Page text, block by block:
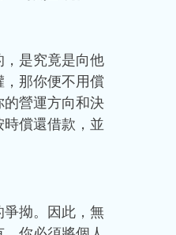
是究竟是向他
那你便不用償
營運方向和決
償還借款，並
拗。因此，無